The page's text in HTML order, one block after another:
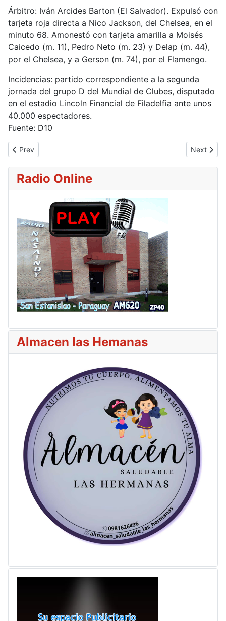
Árbitro: Iván Arcides Barton (El Salvador). Expulsó con
tarjeta roja directa a Nico Jackson, del Chelsea, en el
minuto 68. Amonestó con tarjeta amarilla a Moisés
Caicedo (m. 11), Pedro Neto (m. 23) y Delap (m. 44),
por el Chelsea, y a Gerson (m. 74), por el Flamengo.
Incidencias: partido correspondiente a la segunda
jornada del grupo D del Mundial de Clubes, disputado
en el estadio Lincoln Financial de Filadelfia ante unos
40.000 espectadores.
Fuente: D10
Previous article: Brasileños van por las semis del Mundial
Prev Next
Next
Radio Online
Almacen las Hemanas